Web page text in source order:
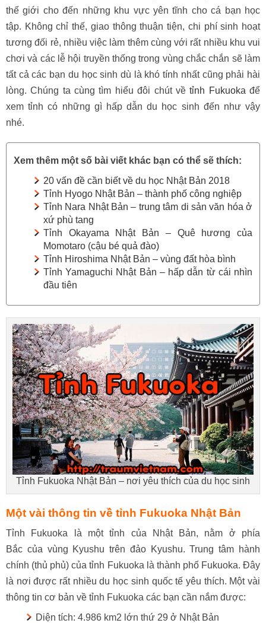
thế giới cho đến những khu vực yên tĩnh cho cá bạn học
tập. Không chỉ thế, giao thông thuận tiện, chi phí sinh hoạt
tương đối rẻ, nhiều việc làm thêm cùng với rất nhiều khu vui
chơi và các lễ hội truyền thống trong vùng chắc chắn sẽ làm
tất cả các bạn du học sinh dù là khó tính nhất cũng phải hài
lòng. Chúng ta cùng tìm hiểu đôi chút vềtỉnh Fukuoka để
xem tỉnh có những gì hấp dẫn du học sinh đến như vậy
nhé.
Xem thêm một số bài viết khác bạn có thể sẽ thích:
20 vấn đề cần biết về du học Nhật Bản 2018
Tỉnh Hyogo Nhật Bản – thành phố công nghiệp
Tỉnh Nara Nhật Bản – trung tâm di sản văn hóa ở
xứ phù tang
Tỉnh Okayama Nhật Bản – Quê hương của
Momotaro (cậu bé quả đào)
Tỉnh Hiroshima Nhật Bản – vùng đất hòa bình
Tỉnh Yamaguchi Nhật Bản – hấp dẫn từ cái nhìn
đầu tiên
Tỉnh Fukuoka Nhật Bản – nơi yêu thích của du học sinh
Một vài thông tin về tỉnh Fukuoka Nhật Bản
Tỉnh Fukuoka là một tỉnh của Nhật Bản, nằm ở phía
Bắc của vùng Kyushu trên đảo Kyushu. Trung tâm hành
chính (thủ phủ) của tỉnh Fukuoka là thành phố Fukuoka. Đây
là nơi được rất nhiều du học sinh quốc tế yêu thích. Một vài
thông tin cơ bản về tỉnh Fukuoka các bạn cần nắm được:
Diện tích: 4.986 km2 lớn thứ 29 ở Nhật Bản